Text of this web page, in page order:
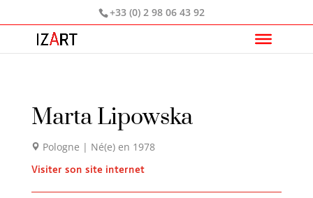
+33 (0) 2 98 06 43 92
Marta Lipowska
Pologne | Né(e) en 1978
Visiter son site internet